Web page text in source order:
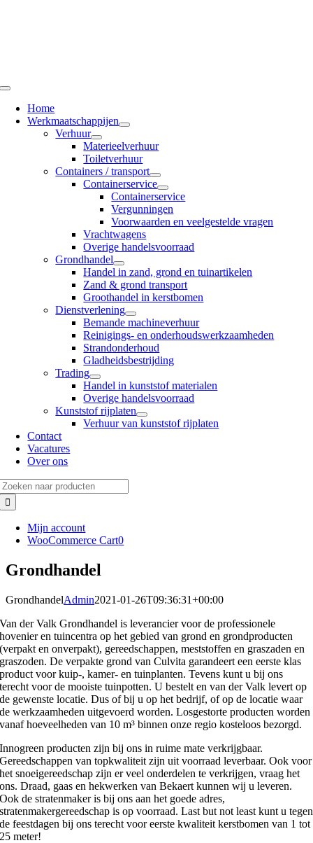
Toggle
NavigationHome
Werkmaatschappijen
Verhuur
Materieelverhuur
Toiletverhuur
Containers / transport
Containerservice
Containerservice
Vergunningen
Voorwaarden en veelgestelde vragen
Vrachtwagens
Overige handelsvoorraad
Grondhandel
Handel in zand, grond en tuinartikelen
Zand & grond transport
Groothandel in kerstbomen
Dienstverlening
Bemande machineverhuur
Reinigings- en onderhoudswerkzaamheden
Strandonderhoud
Gladheidsbestrijding
Trading
Handel in kunststof materialen
Overige handelsvoorraad
Kunststof rijplaten
Verhuur van kunststof rijplaten
Contact
Vacatures
Over ons
Mijn account
WooCommerce Cart0
Grondhandel
GrondhandelAdmin2021-01-26T09:36:31+00:00
Van der Valk Grondhandel is leverancier voor de professionele
hovenier en tuincentra op het gebied van grond en grondproducten
(verpakt en onverpakt), gereedschappen, meststoffen en graszaden en
graszoden. De verpakte grond van Culvita garandeert een eerste klas
product voor kuip-, kamer- en tuinplanten. Tevens kunt u bij ons
terecht voor de mooiste tuinpotten. U bestelt en van der Valk levert op
de gewenste locatie. Dus of bij u op het bedrijf, of op de locatie waar
de werkzaamheden uitgevoerd worden. Losgestorte producten worden
vanaf hoeveelheden van 10 m³ binnen onze regio kosteloos bezorgd.
Innogreen producten zijn bij ons in ruime mate verkrijgbaar.
Gereedschappen van topkwaliteit zijn uit voorraad leverbaar. Ook voor
het snoeigereedschap zijn er veel onderdelen te verkrijgen, vraag het
ons. Draad, gaas en hekwerken van Bekaert kunnen wij u leveren.
Ook de stratenmaker is bij ons aan het goede adres,
stratenmakergereedschap is op voorraad. Last but not least kunt u tegen
de feestdagen bij ons terecht voor eerste kwaliteit kerstbomen van 1 tot
25 meter!